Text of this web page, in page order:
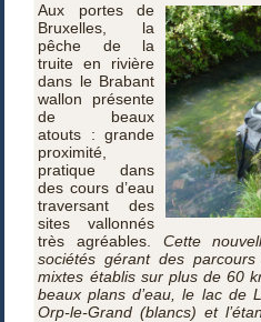
Aux portes de
Bruxelles, la
pêche de la
truite en rivière
dans le Brabant
wallon présente
de beaux
atouts : grande
proximité,
pratique dans
des cours d’eau
traversant des
sites vallonnés
très agréables. Cette
sociétés gérant des
mixtes établis sur plus de 60
beaux plans d’eau, le lac de
Orp-le-Grand (blancs) et